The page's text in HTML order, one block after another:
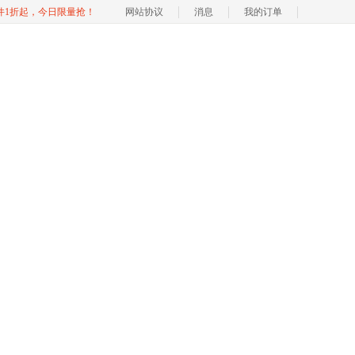
1折起，今日限量抢！ 网站协议 消息 我的订单